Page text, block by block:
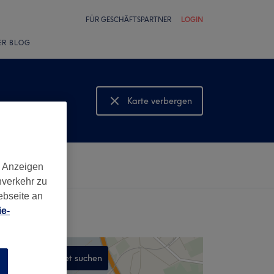
FÜR GESCHÄFTSPARTNER LOGIN
BLOG
Karte verbergen
Karte anzeigen
In diesem Gebiet suchen
zu
an